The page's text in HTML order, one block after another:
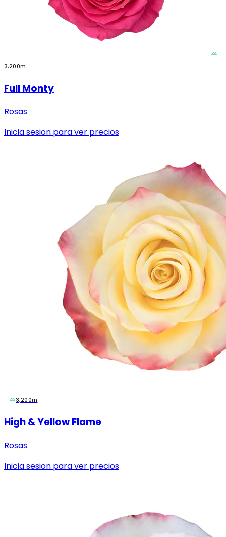
3,200m
Full Monty
Rosas
Inicia sesion para ver precios
3,200m
High & Yellow Flame
Rosas
Inicia sesion para ver precios